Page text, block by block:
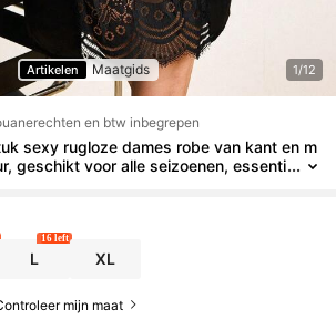
Artikelen Maatgids 1/12
en btw inbegrepen
sexy rugloze dames robe van kant en m
geschikt voor alle seizoenen, essenti
L
16 left
XL
mijn maat